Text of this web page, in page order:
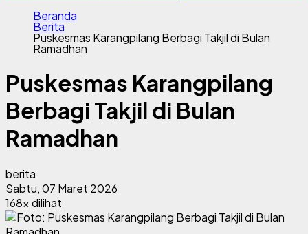
Beranda
Berita
Puskesmas Karangpilang Berbagi Takjil di Bulan
Ramadhan
Puskesmas Karangpilang
Berbagi Takjil di Bulan
Ramadhan
berita
Sabtu, 07 Maret 2026
168x dilihat